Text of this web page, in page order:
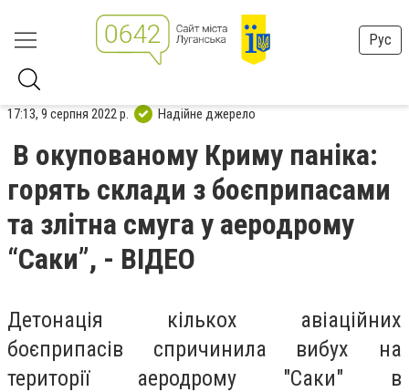
Рус
17:13, 9 серпня 2022 р. Надійне джерело
В окупованому Криму паніка:
горять склади з боєприпасами
та злітна смуга у аеродрому
“Саки”, - ВІДЕО
Детонація кількох авіаційних
боєприпасів спричинила вибух на
території аеродрому "Саки" в